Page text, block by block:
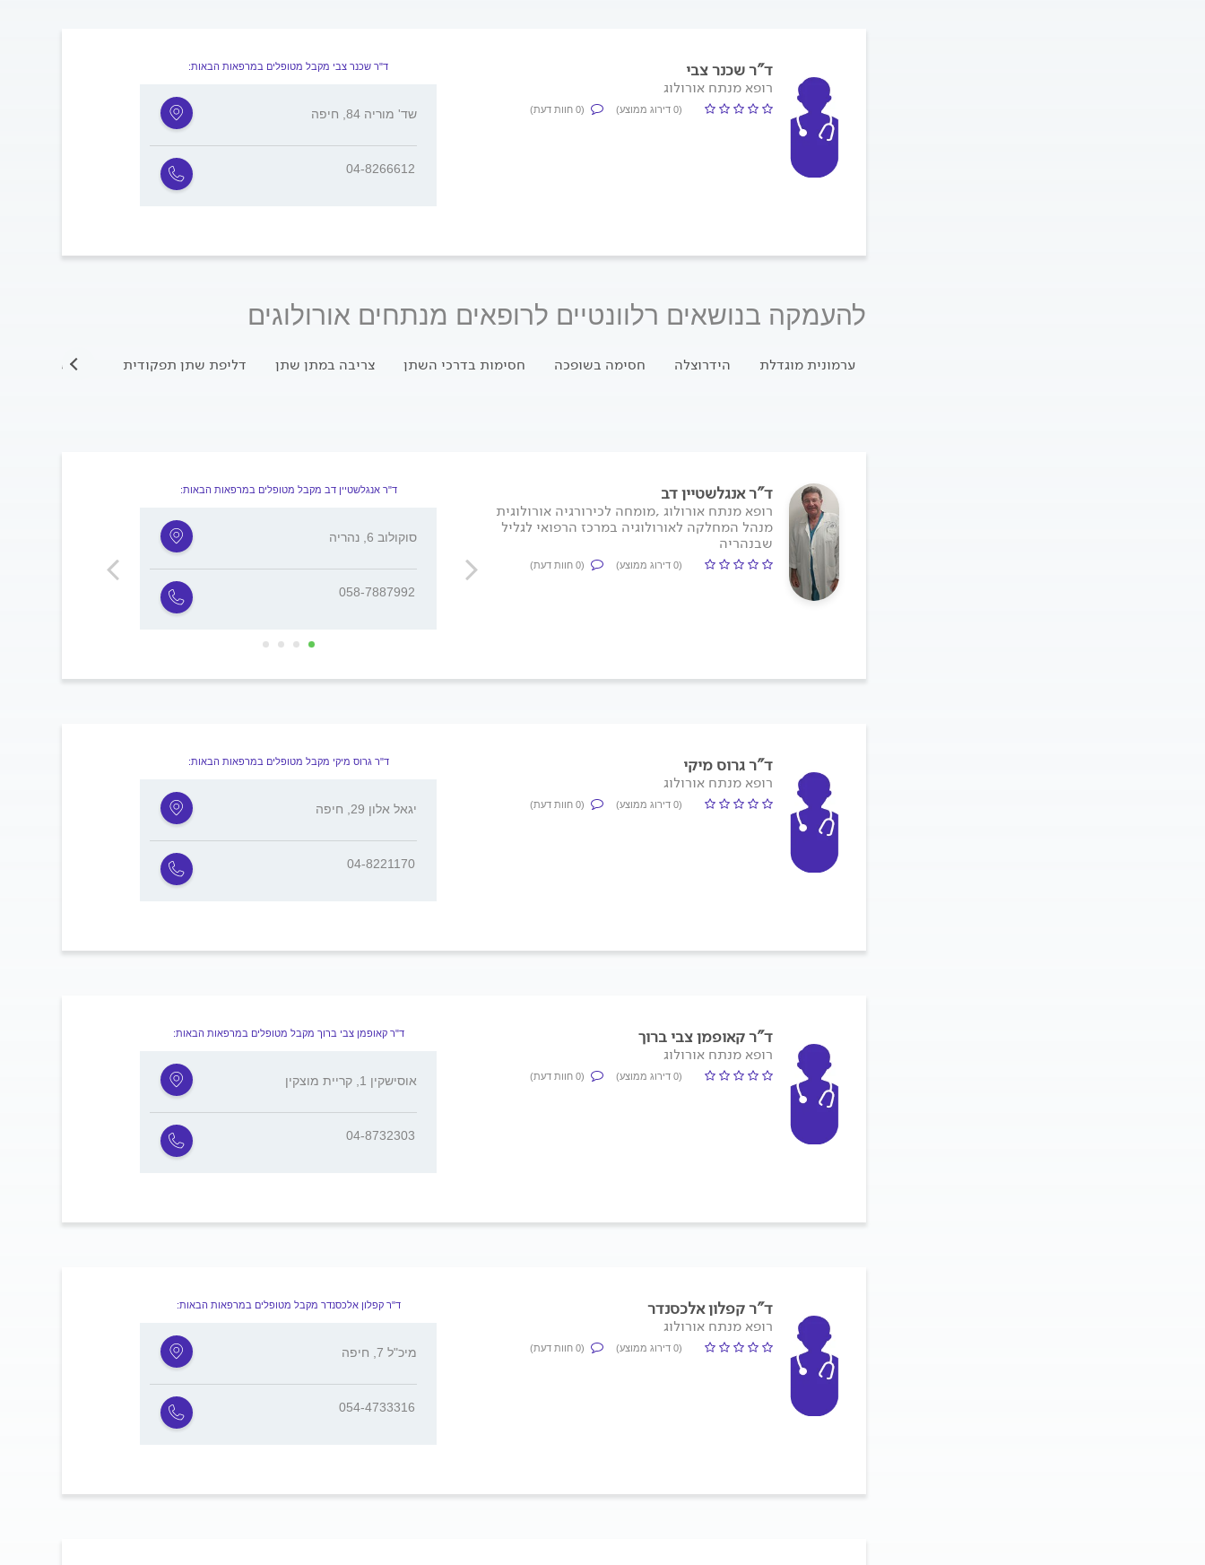
ד"ר שכנר צבי
רופא מנתח אורולוג
(0 דירוג ממוצע) (0 חוות דעת)
ד"ר שכנר צבי מקבל מטופלים במרפאות הבאות:
שד' מוריה 84, חיפה
04-8266612
להעמקה בנושאים רלוונטיים לרופאים מנתחים אורולוגים
ערמונית מוגדלת הידרוצלה חסימה בשופכה חסימות בדרכי השתן צריבה במתן שתן דליפת שתן תפקודית ביופסיה של
ד"ר אנגלשטיין דב
רופא מנתח אורולוג ,מומחה לכירורגיה אורולוגית
מנהל המחלקה לאורולוגיה במרכז הרפואי לגליל
שבנהריה
(0 דירוג ממוצע) (0 חוות דעת)
ד"ר אנגלשטיין דב מקבל מטופלים במרפאות הבאות:
שד' ההסתדרות 55, חיפה סוקולוב 6, נהריה
058-7887992
ד"ר גרוס מיקי
רופא מנתח אורולוג
(0 דירוג ממוצע) (0 חוות דעת)
ד"ר גרוס מיקי מקבל מטופלים במרפאות הבאות:
יגאל אלון 29, חיפה
04-8221170
ד"ר קאופמן צבי ברוך
רופא מנתח אורולוג
(0 דירוג ממוצע) (0 חוות דעת)
ד"ר קאופמן צבי ברוך מקבל מטופלים במרפאות הבאות:
אוסישקין 1, קריית מוצקין
04-8732303
ד"ר קפלון אלכסנדר
רופא מנתח אורולוג
(0 דירוג ממוצע) (0 חוות דעת)
ד"ר קפלון אלכסנדר מקבל מטופלים במרפאות הבאות:
מיכ"ל 7, חיפה
054-4733316